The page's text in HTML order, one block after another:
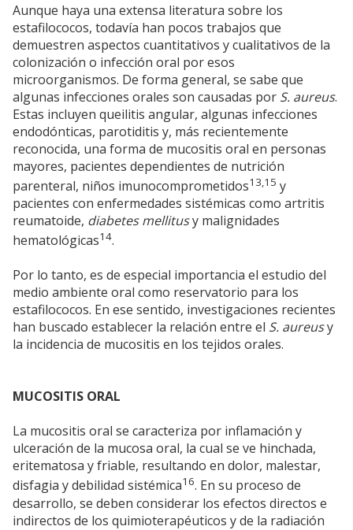
Aunque haya una extensa literatura sobre los
estafilococos, todavía han pocos trabajos que
demuestren aspectos cuantitativos y cualitativos de la
colonización o infección oral por esos
microorganismos. De forma general, se sabe que
algunas infecciones orales son causadas por S. aureus.
Estas incluyen queilitis angular, algunas infecciones
endodónticas, parotiditis y, más recientemente
reconocida, una forma de mucositis oral en personas
mayores, pacientes dependientes de nutrición
parenteral, niños imunocomprometidos13,15 y
pacientes con enfermedades sistémicas como artritis
reumatoide, diabetes mellitusy malignidades
hematológicas14.
Por lo tanto, es de especial importancia el estudio del
medio ambiente oral como reservatorio para los
estafilococos. En ese sentido, investigaciones recientes
han buscado establecer la relación entre el S. aureusy
la incidencia de mucositis en los tejidos orales.
MUCOSITIS ORAL
La mucositis oral se caracteriza por inflamación y
ulceración de la mucosa oral, la cual se ve hinchada,
eritematosa y friable, resultando en dolor, malestar,
disfagia y debilidad sistémica16. En su proceso de
desarrollo, se deben considerar los efectos directos e
indirectos de los quimioterapéuticos y de la radiación